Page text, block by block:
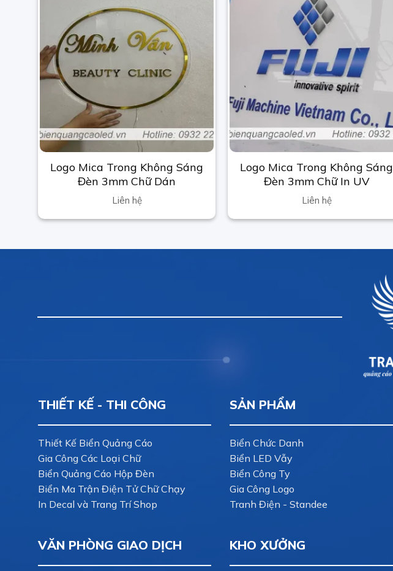
Logo Mica Trong Không Sáng
Đèn 3mm Chữ Dán
Liên hệ
Logo Mica Trong Không Sáng
Đèn 3mm Chữ In UV
Liên hệ
THIẾT KẾ - THI CÔNG
Thiết Kế Biển Quảng Cáo
Gia Công Các Loại Chữ
Biển Quảng Cáo Hộp Đèn
Biển Ma Trận Điện Tử Chữ Chạy
In Decal và Trang Trí Shop
SẢN PHẨM
Biển Chức Danh
Biển LED Vẫy
Biển Công Ty
Gia Công Logo
Tranh Điện - Standee
VĂN PHÒNG GIAO DỊCH KHO XƯỞNG